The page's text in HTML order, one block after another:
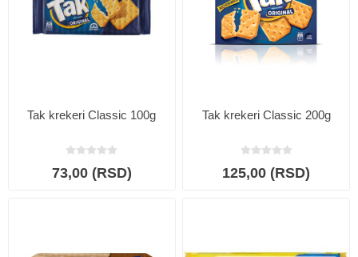
Tak krekeri Classic 100g
73,00 (RSD)
Tak krekeri Classic 200g
125,00 (RSD)